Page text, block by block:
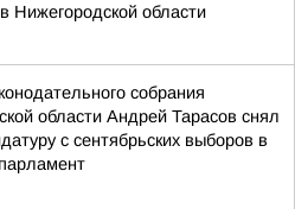
Нижегородской области
собрания
области Андрей Тарасов снял
с сентябрьских выборов в